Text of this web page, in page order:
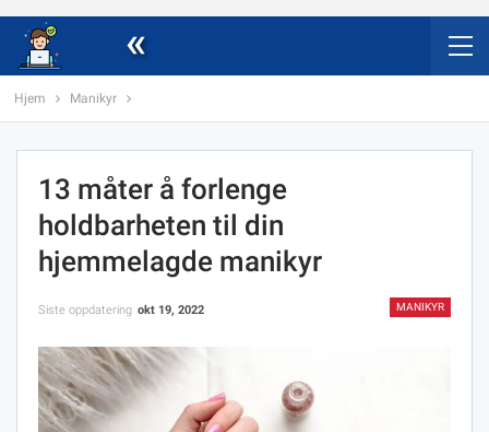
«
Hjem Manikyr
13 måter å forlenge
holdbarheten til din
hjemmelagde manikyr
MANIKYR
Siste oppdatering okt 19, 2022